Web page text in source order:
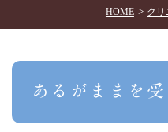
HOME ク
あるがままを受